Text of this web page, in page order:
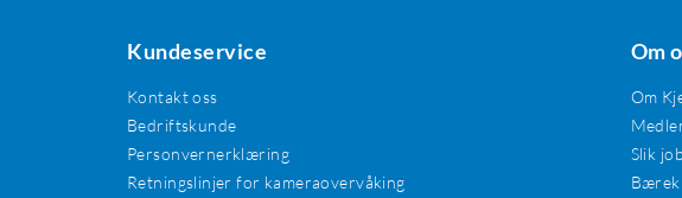
Kundeservice
Kontakt oss
Bedriftskunde
Personvernerklæring
Retningslinjer for kameraovervåking
Om
Om
Slik